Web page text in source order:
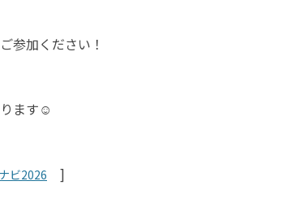
参加ください！
ます☺
ビ2026 ]